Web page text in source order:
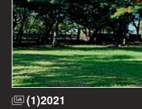
(1)2021